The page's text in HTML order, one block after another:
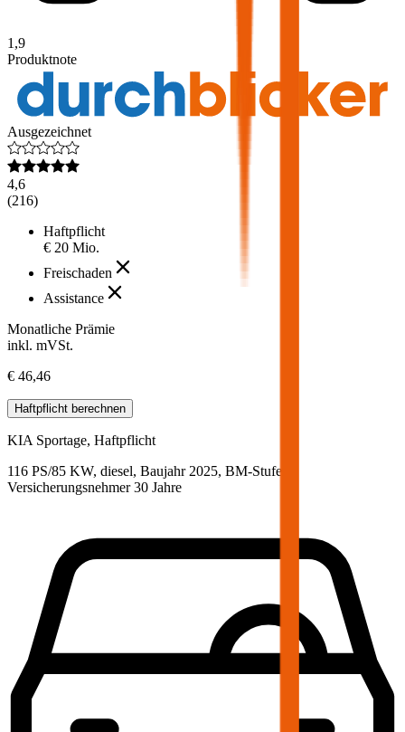
1,9
Produktnote
Ausgezeichnet
4,6
(216)
Haftpflicht
€ 20 Mio.
Freischaden
Assistance
Monatliche Prämie
inkl. mVSt.
€ 46,46
Haftpflicht berechnen
KIA Sportage, Haftpflicht
116 PS/85 KW, diesel, Baujahr 2025, BM-Stufe
Versicherungsnehmer 30 Jahre